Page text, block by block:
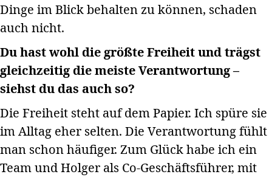
Dinge im Blick behalten zu können, schaden
auch nicht.
Du hast wohl die größte Freiheit und trägst
gleichzeitig die meiste Verantwortung –
siehst du das auch so?
Die Freiheit steht auf dem Papier. Ich spüre sie
im Alltag eher selten. Die Verantwortung fühlt
man schon häufiger. Zum Glück habe ich ein
Team und Holger als Co-Geschäftsführer, mit